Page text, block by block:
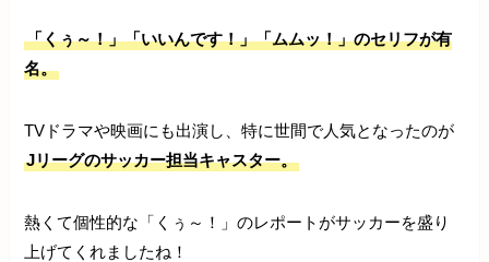
「くぅ～！」「いいんです！」「ムムッ！」のセリフが有
名。
TVドラマや映画にも出演し、特に世間で人気となったのが
Jリーグのサッカー担当キャスター。
熱くて個性的な「くぅ～！」のレポートがサッカーを盛り
上げてくれましたね！